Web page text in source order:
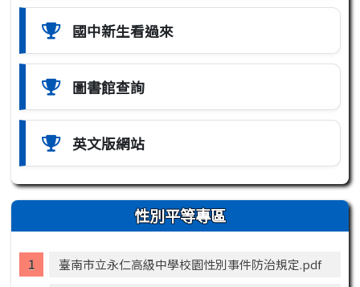
國中新生看過來
圖書館查詢
英文版網站
性別平等專區
臺南市立永仁高級中學校園性別事件防治規定.pdf